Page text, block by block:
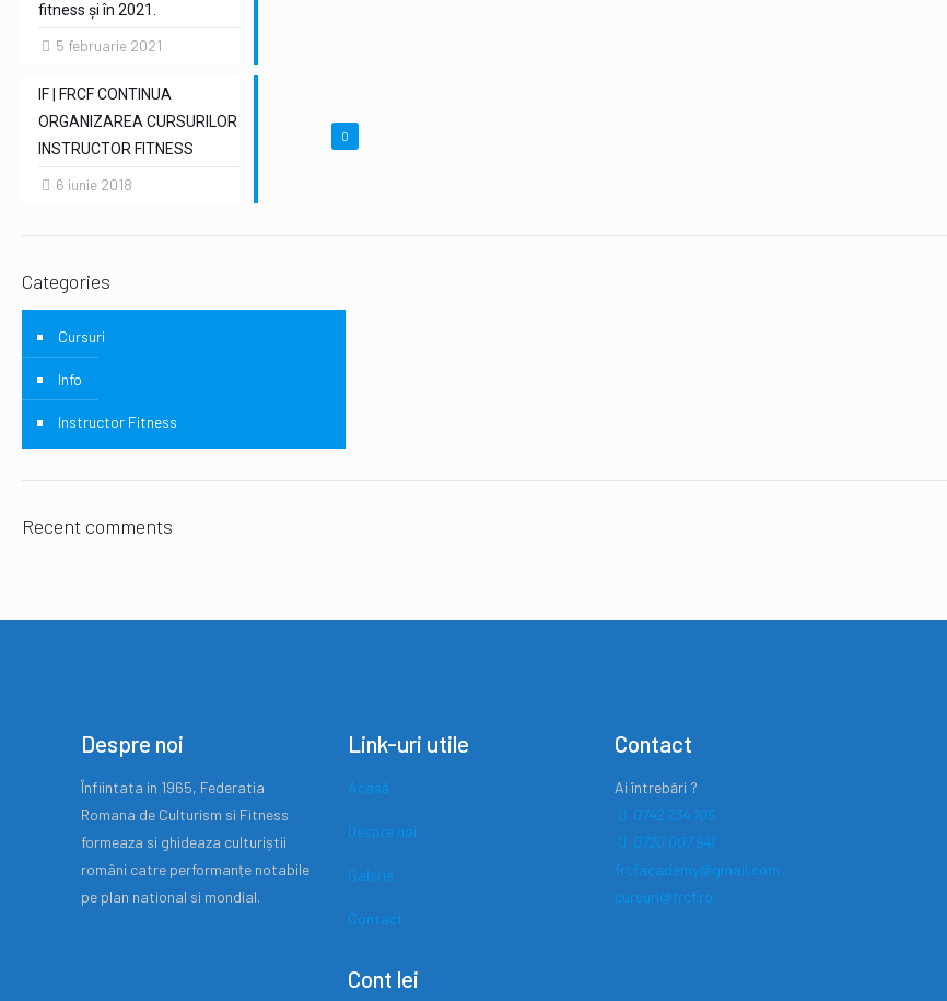
fitness și în 2021.
5 februarie 2021
0
IF | FRCF CONTINUA
ORGANIZAREA CURSURILOR
INSTRUCTOR FITNESS
6 iunie 2018
Categories
Cursuri
Info
Instructor Fitness
Recent comments
Despre noi
Înfiintata in 1965, Federatia
Romana de Culturism si Fitness
formeaza si ghideaza culturiștii
români catre performanțe notabile
pe plan national si mondial.
Link-uri utile
Acasă
Despre noi
Galerie
Contact
Cont lei
Contact
Ai întrebări ?
0742 234 105
0720 007 941
frcfacademy@gmail.com
cursuri@frcf.ro